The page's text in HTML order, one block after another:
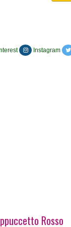
Instagram
Rosso